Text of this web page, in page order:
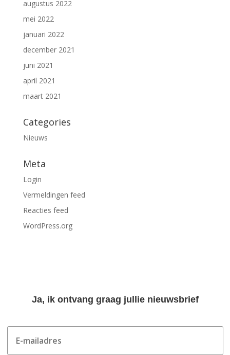
augustus 2022
mei 2022
januari 2022
december 2021
juni 2021
april 2021
maart 2021
Categories
Nieuws
Meta
Login
Vermeldingen feed
Reacties feed
WordPress.org
Ja, ik ontvang graag jullie nieuwsbrief